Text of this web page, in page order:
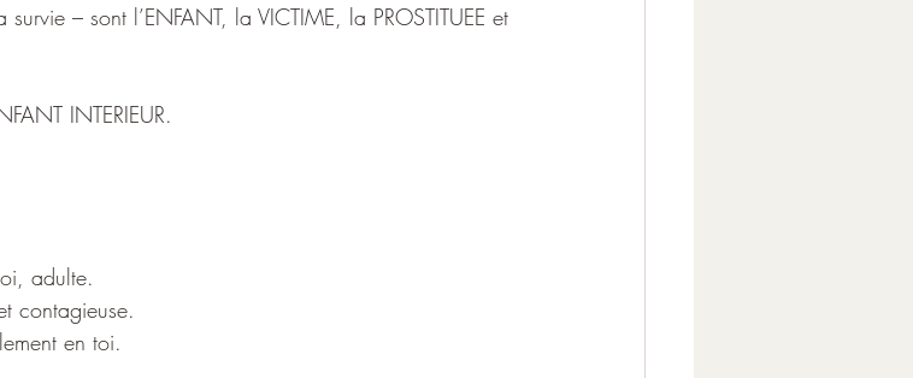
– sont l’ENFANT, la VICTIME, la PROSTITUEE et
INTERIEUR.
adulte.
contagieuse.
en toi.